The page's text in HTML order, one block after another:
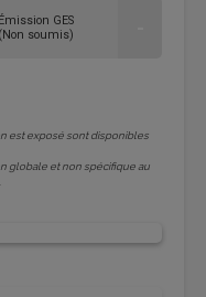
Émission GES
(Non soumis)
est exposé sont disponibles
globale et non spécifique au